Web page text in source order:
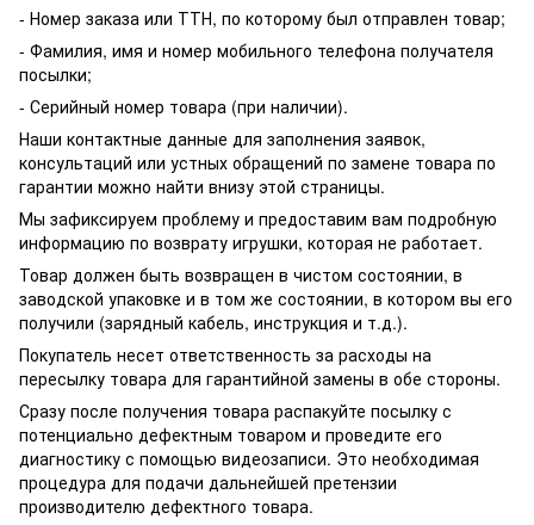
- Номер заказа или ТТН, по которому был отправлен товар;
- Фамилия, имя и номер мобильного телефона получателя
посылки;
- Серийный номер товара (при наличии).
Наши контактные данные для заполнения заявок,
консультаций или устных обращений по замене товара по
гарантии можно найти внизу этой страницы.
Мы зафиксируем проблему и предоставим вам подробную
информацию по возврату игрушки, которая не работает.
Товар должен быть возвращен в чистом состоянии, в
заводской упаковке и в том же состоянии, в котором вы его
получили (зарядный кабель, инструкция и т.д.).
Покупатель несет ответственность за расходы на
пересылку товара для гарантийной замены в обе стороны.
Сразу после получения товара распакуйте посылку с
потенциально дефектным товаром и проведите его
диагностику с помощью видеозаписи. Это необходимая
процедура для подачи дальнейшей претензии
производителю дефектного товара.